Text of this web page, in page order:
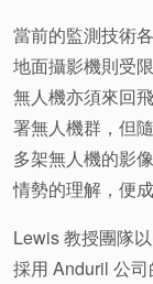
當前的監測技術
地面攝影機則受
無人機亦須來回
署無人機群，但
多架無人機的影
情勢的理解，便
Lewis 教授團隊
採用 Anduril 公司